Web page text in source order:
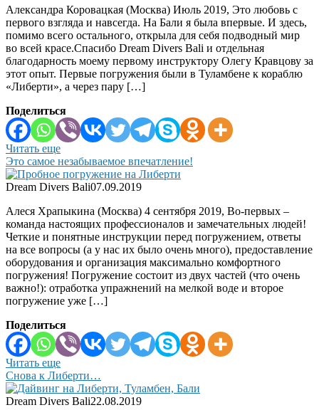
Александра Коровацкая (Москва) Июль 2019, Это любовь с
первого взгляда и навсегда. На Бали я была впервые. И здесь,
помимо всего остального, открыла для себя подводный мир
во всей красе.Спасибо Dream Divers Bali и отдельная
благодарность моему первому инструктору Олегу Кравцову за
этот опыт. Первые погружения были в Туламбене к кораблю
«Либерти», а через пару […]
Поделиться
Читать еще
Это самое незабываемое впечатление!
Dream Divers Bali07.09.2019
Алеся Храпыкина (Москва) 4 сентября 2019, Во-первых –
команда настоящих профессионалов и замечательных людей!
Четкие и понятные инструкции перед погружением, ответы
на все вопросы (а у нас их было очень много), предоставление
оборудования и организация максимально комфортного
погружения! Погружение состоит из двух частей (что очень
важно!): отработка упражнений на мелкой воде и второе
погружение уже […]
Поделиться
Читать еще
Снова к Либерти…
Dream Divers Bali22.08.2019